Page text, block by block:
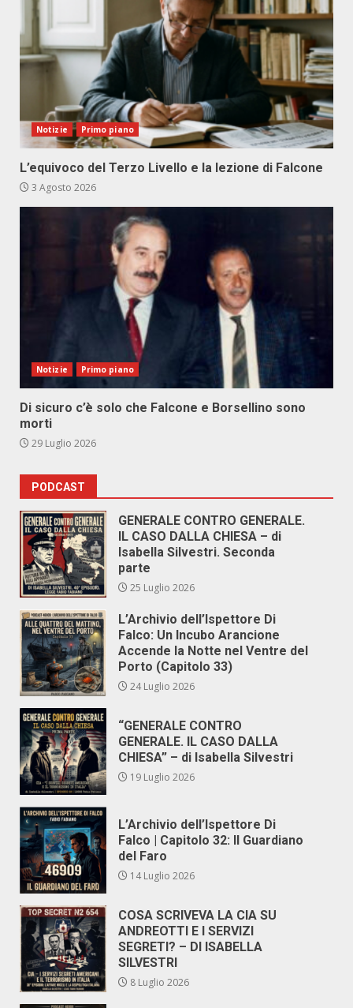
Notizie Primo piano
L’equivoco del Terzo Livello e la lezione di Falcone
3 Agosto 2026
Notizie Primo piano
Di sicuro c’è solo che Falcone e Borsellino sono
morti
29 Luglio 2026
PODCAST
GENERALE CONTRO GENERALE.
IL CASO DALLA CHIESA – di
Isabella Silvestri. Seconda
parte
25 Luglio 2026
L’Archivio dell’Ispettore Di
Falco: Un Incubo Arancione
Accende la Notte nel Ventre del
Porto (Capitolo 33)
24 Luglio 2026
“GENERALE CONTRO
GENERALE. IL CASO DALLA
CHIESA” – di Isabella Silvestri
19 Luglio 2026
L’Archivio dell’Ispettore Di
Falco | Capitolo 32: Il Guardiano
del Faro
14 Luglio 2026
COSA SCRIVEVA LA CIA SU
ANDREOTTI E I SERVIZI
SEGRETI? – DI ISABELLA
SILVESTRI
8 Luglio 2026